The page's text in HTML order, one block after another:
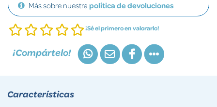
Más sobre nuestra política de devoluciones
¡Sé el primero en valorarlo!
¡Compártelo!
Características